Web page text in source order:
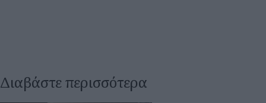
Διαβάστε περισσότερα